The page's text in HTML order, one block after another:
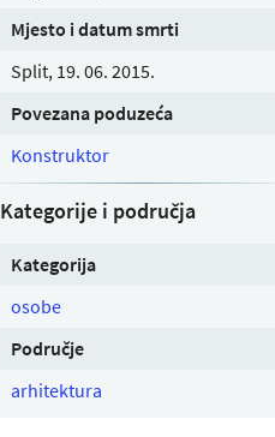
Mjesto i datum smrti
Split, 19. 06. 2015.
Povezana poduzeća
Konstruktor
Kategorije i područja
Kategorija
osobe
Područje
arhitektura